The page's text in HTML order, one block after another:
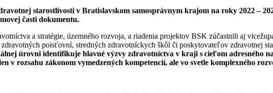
starostlivosti v Bratislavskom samosprávnym krajom na roky 2022 –
časti dokumentu.
a stratégie, územného rozvoja, a riadenia projektov BSK zúčastnili aj
poisťovní, stredných zdravotníckych škôl či poskytovateľov zdravotnej
úrovni identifikuje hlavné výzvy zdravotníctva v kraji s cieľom adresného
v rozsahu zákonom vymedzených kompetencií, ale vo svetle komplexného